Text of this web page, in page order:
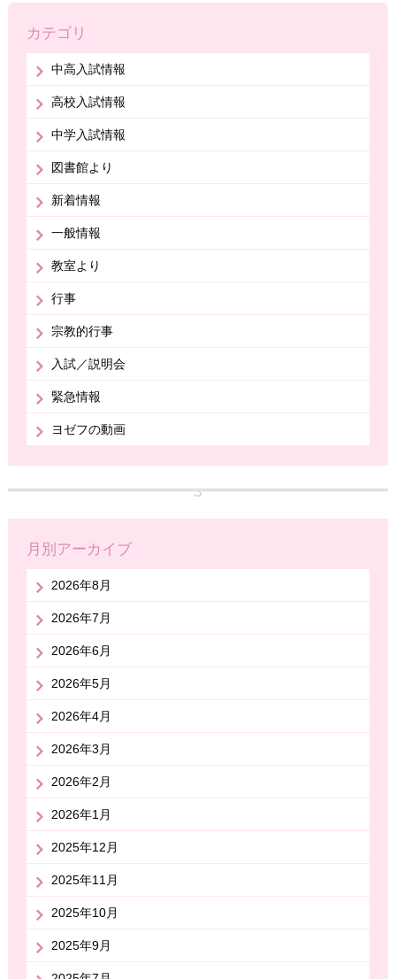
カテゴリ
中高入試情報
高校入試情報
中学入試情報
図書館より
新着情報
一般情報
教室より
行事
宗教的行事
入試／説明会
緊急情報
ヨゼフの動画
月別アーカイブ
2026年8月
2026年7月
2026年6月
2026年5月
2026年4月
2026年3月
2026年2月
2026年1月
2025年12月
2025年11月
2025年10月
2025年9月